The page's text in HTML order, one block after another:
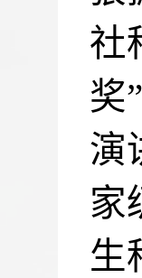
社
奖
演
家
生